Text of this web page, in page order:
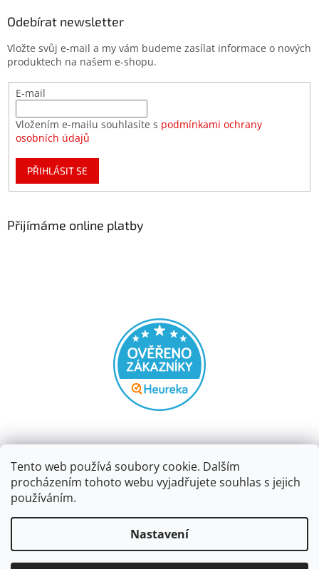
Tento web používá soubory cookie. Dalším
procházením tohoto webu vyjadřujete souhlas s jejich
používáním.
Nastavení
Odebírat newsletter
Vložte svůj e-mail a my vám budeme zasílat informace o nových
produktech na našem e-shopu.
E-mail
Vložením e-mailu souhlasíte s podmínkami ochrany
osobních údajů
PŘIHLÁSIT SE
Přijímáme online platby